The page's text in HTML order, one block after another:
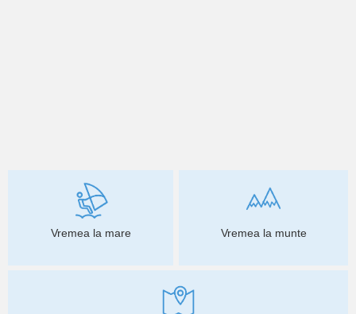
Vremea la mare Vremea la munte